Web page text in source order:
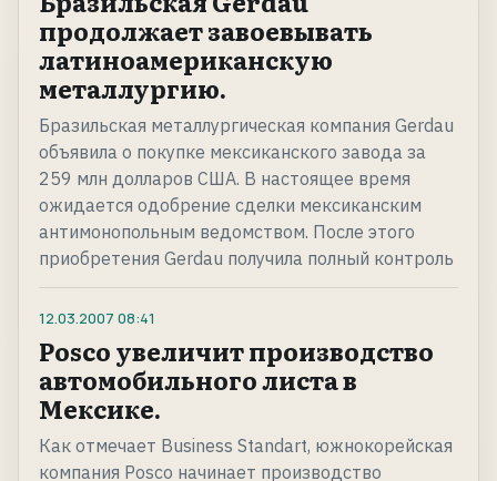
продолжает завоевывать
латиноамериканскую
металлургию.
Бразильская металлургическая компания Gerdau
объявила о покупке мексиканского завода за
259 млн долларов США. В настоящее время
ожидается одобрение сделки мексиканским
антимонопольным ведомством. После этого
приобретения Gerdau получила полный контроль
12.03.2007 08:41
Posco увеличит производство
автомобильного листа в
Мексике.
Как отмечает Business Standart, южнокорейская
компания Posco начинает производство